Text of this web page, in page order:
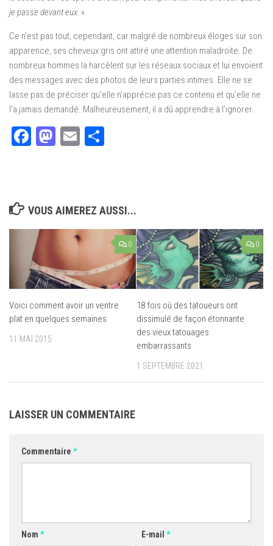
je passe devant eux. «
Ce n’est pas tout, cependant, car malgré de nombreux éloges sur son
apparence, ses cheveux gris ont attiré une attention maladroite. De
nombreux hommes la harcèlent sur les réseaux sociaux et lui envoient
des messages avec des photos de leurs parties intimes. Elle ne se
lasse pas de préciser qu’elle n’apprécie pas ce contenu et qu’elle ne
l’a jamais demandé. Malheureusement, il a dû apprendre à l’ignorer.
Facebook
Mastodon
Email
VOUS AIMEREZ AUSSI...
0
Voici comment avoir un ventre
plat en quelques semaines
11 MAI 2015
0
18 fois où des tatoueurs ont
dissimulé de façon étonnante
des vieux tatouages
embarrassants
1 SEPTEMBRE 2021
LAISSER UN COMMENTAIRE
Commentaire *
Nom * E-mail *